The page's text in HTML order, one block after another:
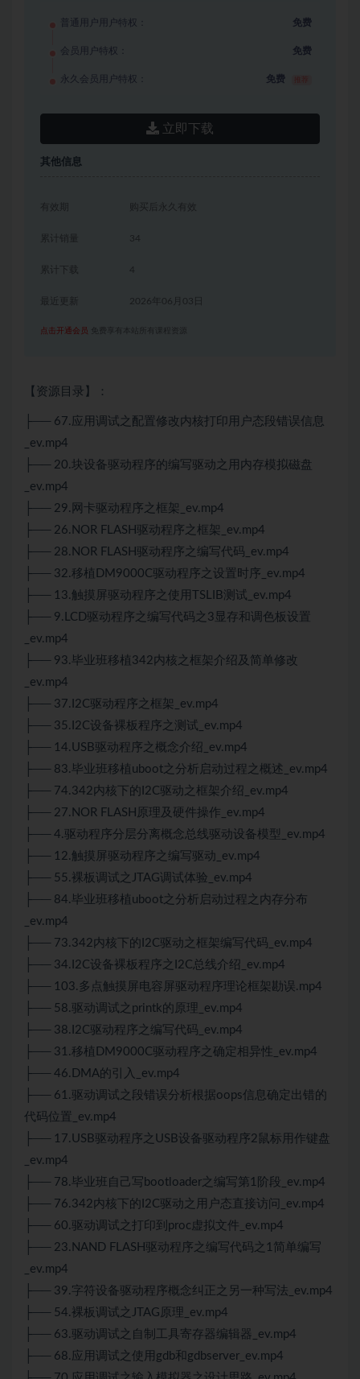
普通用户用户特权： 免费
会员用户特权： 免费
永久会员用户特权： 免费
立即下载
其他信息
有效期 购买后永久有效
累计销量 34
累计下载
2026年06月03日
点击开通会员 免费享有本站所有课程资源
【资源目录】：
├── 67.应用调试之配置修改内核打印用户态段错误信息
_ev.mp4
├── 20.块设备驱动程序的编写驱动之用内存模拟磁盘
_ev.mp4
├── 29.网卡驱动程序之框架_ev.mp4
├── 26.NOR FLASH驱动程序之框架_ev.mp4
├── 28.NOR FLASH驱动程序之编写代码_ev.mp4
├── 32.移植DM9000C驱动程序之设置时序_ev.mp4
├── 13.触摸屏驱动程序之使用TSLIB测试_ev.mp4
├── 9.LCD驱动程序之编写代码之3显存和调色板设置
_ev.mp4
├── 93.毕业班移植342内核之框架介绍及简单修改
_ev.mp4
├── 37.I2C驱动程序之框架_ev.mp4
├── 35.I2C设备裸板程序之测试_ev.mp4
├── 14.USB驱动程序之概念介绍_ev.mp4
├── 83.毕业班移植uboot之分析启动过程之概述_ev.mp4
├── 74.342内核下的I2C驱动之框架介绍_ev.mp4
├── 27.NOR FLASH原理及硬件操作_ev.mp4
├── 4.驱动程序分层分离概念总线驱动设备模型_ev.mp4
├── 12.触摸屏驱动程序之编写驱动_ev.mp4
├── 55.裸板调试之JTAG调试体验_ev.mp4
├── 84.毕业班移植uboot之分析启动过程之内存分布
_ev.mp4
├── 73.342内核下的I2C驱动之框架编写代码_ev.mp4
├── 34.I2C设备裸板程序之I2C总线介绍_ev.mp4
├── 103.多点触摸屏电容屏驱动程序理论框架勘误.mp4
├── 58.驱动调试之printk的原理_ev.mp4
├── 38.I2C驱动程序之编写代码_ev.mp4
├── 31.移植DM9000C驱动程序之确定相异性_ev.mp4
├── 46.DMA的引入_ev.mp4
├── 61.驱动调试之段错误分析根据oops信息确定出错的
代码位置_ev.mp4
├── 17.USB驱动程序之USB设备驱动程序2鼠标用作键盘
_ev.mp4
├── 78.毕业班自己写bootloader之编写第1阶段_ev.mp4
├── 76.342内核下的I2C驱动之用户态直接访问_ev.mp4
├── 60.驱动调试之打印到proc虚拟文件_ev.mp4
├── 23.NAND FLASH驱动程序之编写代码之1简单编写
_ev.mp4
├── 39.字符设备驱动程序概念纠正之另一种写法_ev.mp4
├── 54.裸板调试之JTAG原理_ev.mp4
├── 63.驱动调试之自制工具寄存器编辑器_ev.mp4
├── 68.应用调试之使用gdb和gdbserver_ev.mp4